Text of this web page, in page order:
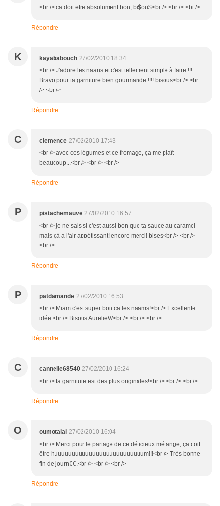
<br /> ca doit etre absolument bon, bi$ou$<br /> <br /> <br />
Répondre
K kayababouch 27/02/2010 18:34
<br /> J'adore les naans et c'est tellement simple à faire !!!
Bravo pour ta garniture bien gourmande !!!! bisous<br /> <br
/> <br />
Répondre
C clemence 27/02/2010 17:43
<br /> avec ces légumes et ce fromage, ça me plaît
beaucoup...<br /> <br /> <br />
Répondre
P pistachemauve 27/02/2010 16:57
<br /> je ne sais si c'est aussi bon que ta sauce au caramel
mais çà a l'air appétissant! encore merci! bises<br /> <br />
<br />
Répondre
P patdamande 27/02/2010 16:53
<br /> Miam c'est super bon ca les naams!<br /> Excellente
idée.<br /> Bisous AurelieW<br /> <br /> <br />
Répondre
C cannelle68540 27/02/2010 16:24
<br /> ta garniture est des plus originales!<br /> <br /> <br />
Répondre
O oumotalal 27/02/2010 16:04
<br /> Merci pour le partage de ce délicieux mélange, ça doit
être huuuuuuuuuuuuuuuuuuuuuuuuuum!!!<br /> Très bonne
fin de journ€€.<br /> <br /> <br />
Répondre